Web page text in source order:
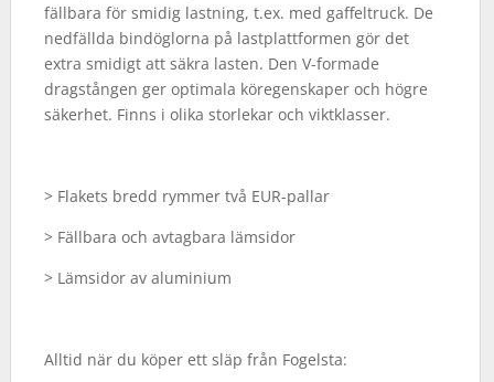
fällbara för smidig lastning, t.ex. med gaffeltruck. De
nedfällda bindöglorna på lastplattformen gör det
extra smidigt att säkra lasten. Den V-formade
dragstången ger optimala köregenskaper och högre
säkerhet. Finns i olika storlekar och viktklasser.
> Flakets bredd rymmer två EUR-pallar
> Fällbara och avtagbara lämsidor
> Lämsidor av aluminium
Alltid när du köper ett släp från Fogelsta: